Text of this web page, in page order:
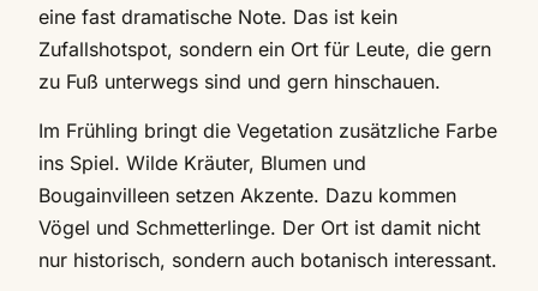
eine fast dramatische Note. Das ist kein
Zufallshotspot, sondern ein Ort für Leute, die gern
zu Fuß unterwegs sind und gern hinschauen.
Im Frühling bringt die Vegetation zusätzliche Farbe
ins Spiel. Wilde Kräuter, Blumen und
Bougainvilleen setzen Akzente. Dazu kommen
Vögel und Schmetterlinge. Der Ort ist damit nicht
nur historisch, sondern auch botanisch interessant.